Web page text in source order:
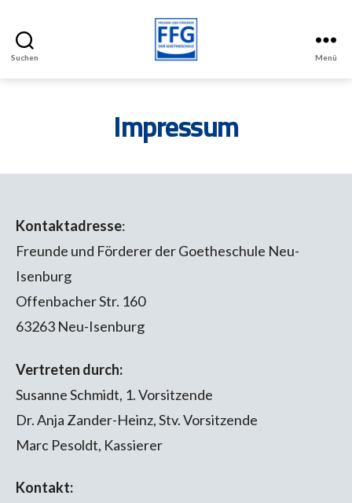
Suchen Menü
Impressum
Kontaktadresse:
Freunde und Förderer der Goetheschule Neu-
Isenburg
Offenbacher Str. 160
63263 Neu-Isenburg
Vertreten durch:
Susanne Schmidt, 1. Vorsitzende
Dr. Anja Zander-Heinz, Stv. Vorsitzende
Marc Pesoldt, Kassierer
Kontakt: